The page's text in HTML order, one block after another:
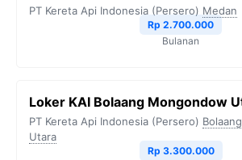
PT Kereta Api Indonesia (Persero) Medan
Rp 2.700.000
Bulanan
Loker KAI Bolaang Mongondow
PT Kereta Api Indonesia (Persero)
Utara
Rp 3.300.000